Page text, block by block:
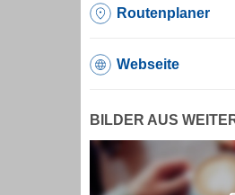
Routenplaner
Webseite
BILDER AUS